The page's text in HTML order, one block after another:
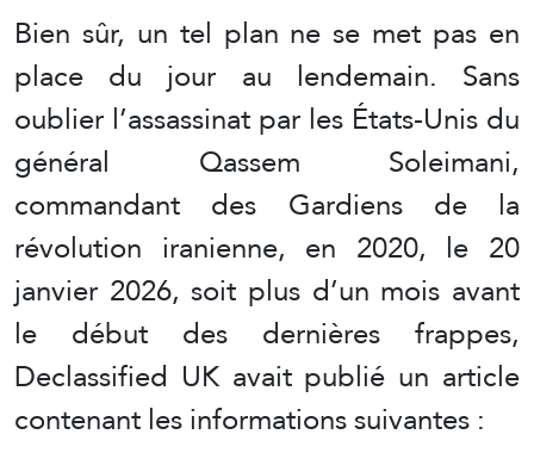
Bien sûr, un tel plan ne se met pas en
place du jour au lendemain. Sans
oublier l’assassinat par les États-Unis du
général Qassem Soleimani,
commandant des Gardiens de la
révolution iranienne, en 2020, le 20
janvier 2026, soit plus d’un mois avant
le début des dernières frappes,
Declassified UK avait publié un article
contenant les informations suivantes :